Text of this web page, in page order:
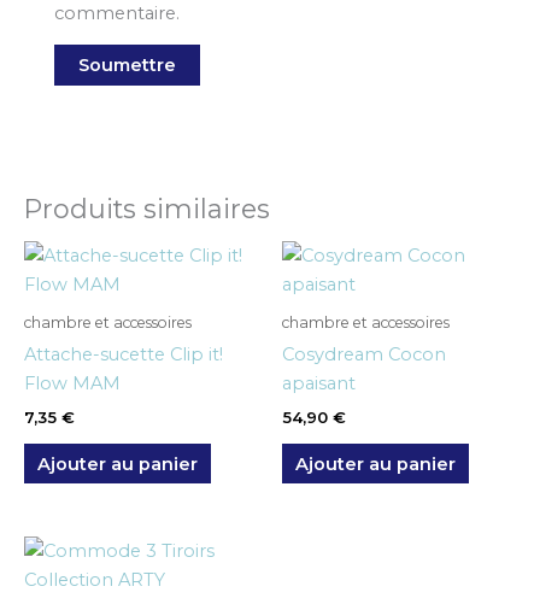
commentaire.
Produits similaires
chambre et accessoires
Attache-sucette Clip it!
Flow MAM
7,35 €
Ajouter au panier
chambre et accessoires
Cosydream Cocon
apaisant
54,90 €
Ajouter au panier